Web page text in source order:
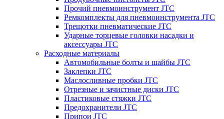
Прочий пневмоинструмент JTC
Ремкомплекты для пневмоинструмента JTC
Трещотки пневматические JTC
Ударные торцевые головки насадки и
аксессуары JTC
Расходные материалы
Автомобильные болты и шайбы JTC
Заклепки JTC
Маслосливные пробки JTC
Отрезные и зачистные диски JTC
Пластиковые стяжки JTC
Предохранители JTC
Припои JTC